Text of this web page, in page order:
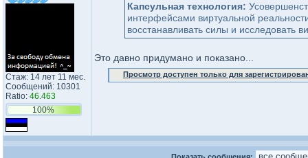
Стаж: 14 лет 11 мес.
Сообщений: 10301
Ratio: 46.463
100%
Капсульная технология:
интерфейсами виртуальной
восстанавливать силы и исследовать
Это давно придумано и показано...
Просмотр доступен только для